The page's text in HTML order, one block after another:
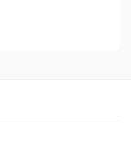
гражданско-